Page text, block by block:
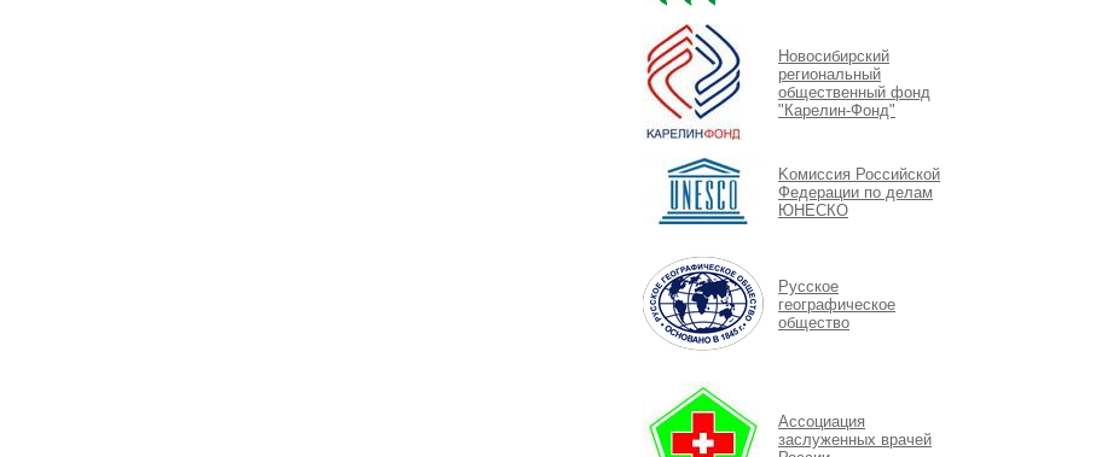
Новосибирский
региональный
общественный фонд
"Карелин-Фонд"
Kомиссия Российской
Федерации по делам
ЮНЕСКО
Русское
географическое
общество
Ассоциация
заслуженных врачей